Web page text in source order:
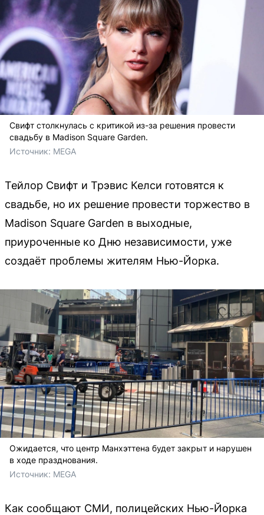
Свифт столкнулась с критикой из-за решения провести
свадьбу в Madison Square Garden.
Источник: MEGA
Тейлор Свифт и Трэвис Келси готовятся к
свадьбе, но их решение провести торжество в
Madison Square Garden в выходные,
приуроченные ко Дню независимости, уже
создаёт проблемы жителям Нью-Йорка.
Ожидается, что центр Манхэттена будет закрыт и нарушен
в ходе празднования.
Источник: MEGA
Как сообщают СМИ, полицейских Нью-Йорка